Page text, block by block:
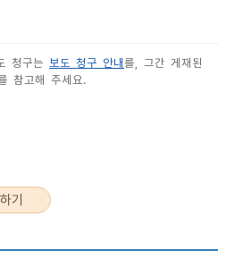
청구는 보도 청구 안내 를, 그간 게재된
참고해 주세요.
기